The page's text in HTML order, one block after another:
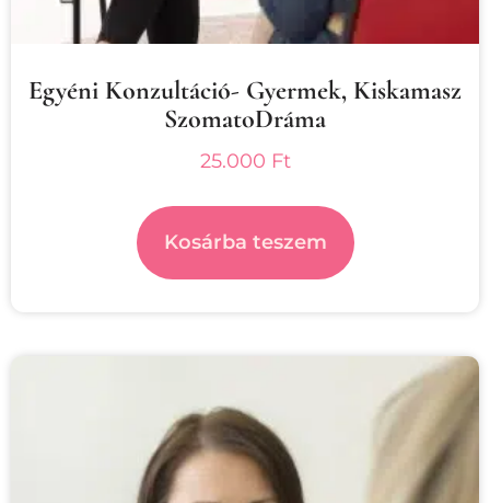
Egyéni Konzultáció- Gyermek, Kiskamasz
SzomatoDráma
25.000 Ft
Kosárba teszem